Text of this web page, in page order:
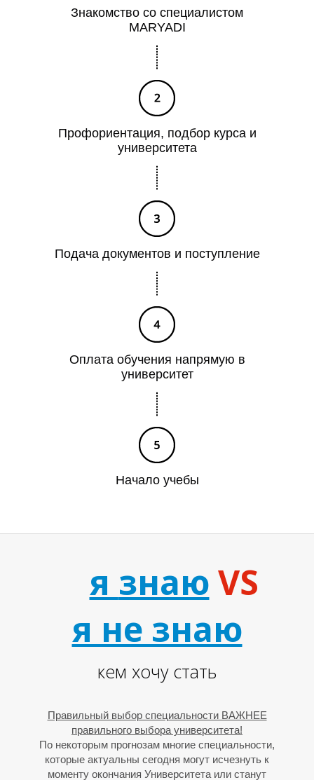
П
О
Знакомство со специалистом
MARYADI
Профориентация, подбор курса и
университета
Подача документов и поступление
Оплата обучения напрямую в
университет
Начало учебы
я знаю VS
я не знаю
кем хочу стать
Правильный выбор специальности ВАЖНЕЕ
правильного выбора университета!
По некоторым прогнозам многие специальности,
которые актуальны сегодня могут исчезнуть к
моменту окончания Университета или станут